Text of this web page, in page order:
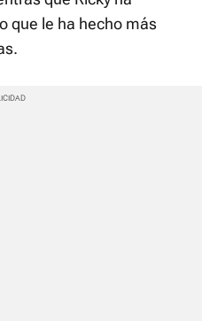
que le ha hecho más